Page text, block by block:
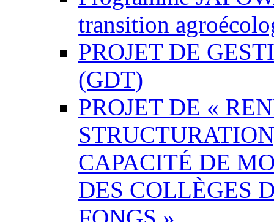
transition
PROJET DE
(GDT)
PROJET DE «
CAPACITÉ DE
DES COLLÈGES